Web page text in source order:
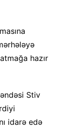
hazır
Stiv
idarə edə